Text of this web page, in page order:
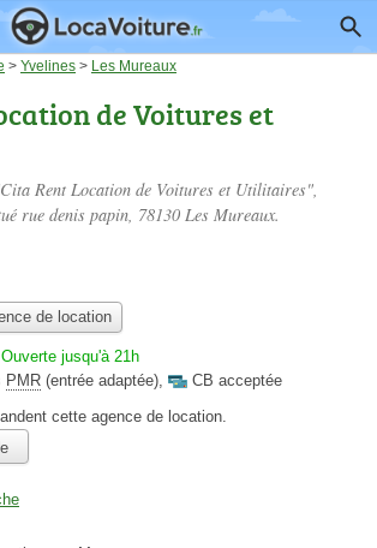
> Yvelines > Les Mureaux
de Voitures et
Rent Location de Voitures et Utilitaires",
rue denis papin, 78130 Les Mureaux.
de location
Ouverte jusqu'à 21h
PMR (entrée adaptée),
CB acceptée
cette agence de location.